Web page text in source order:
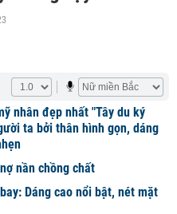
nhân đẹp nhất "Tây du ký
ta bởi thân hình gọn, dáng
nần chồng chất
Dáng cao nổi bật, nét mặt